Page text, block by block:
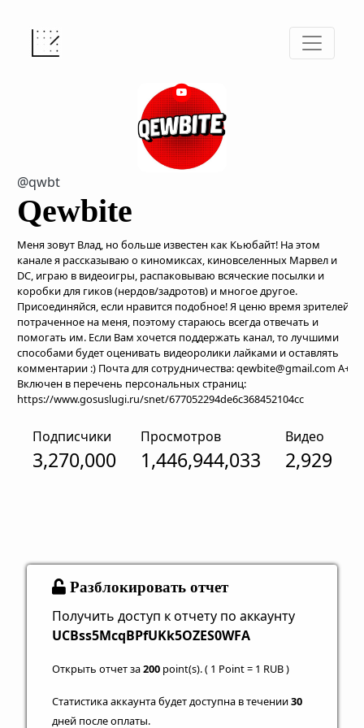
@qwbt
Qewbite
Меня зовут Влад, но больше известен как Кьюбайт! На этом
канале я рассказываю о киномиксах, киновселенных Марвел и
DC, играю в видеоигры, распаковываю всяческие посылки и
коробки для гиков (нердов/задротов) и многое другое.
Присоединяйся, если нравится подобное! Я ценю время зрителей,
потраченное на меня, поэтому стараюсь всегда отвечать и
помогать им. Если Вам хочется поддержать канал, то лучшими
способами будет оценивать видеоролики лайками и оставлять
комментарии :) Почта для сотрудничества: qewbite@gmail.com A+
Включен в перечень персональных страниц:
https://www.gosuslugi.ru/snet/677052294de6c368452104cc
Подписчики
3,270,000
Просмотров
1,446,944,033
Видео
2,929
Разблокировать отчет
Получить доступ к отчету по аккаунту
UCBss5McqBPfUKk5OZES0WFA
Открыть отчет за200 point(s). ( 1 Point = 1 RUB )
Статистика аккаунта будет доступна в течении30
дней после оплаты.